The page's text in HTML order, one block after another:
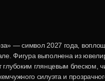
— символ 2027 года,
Фигура выполнена из
глянцевым блеском,
силуэта и